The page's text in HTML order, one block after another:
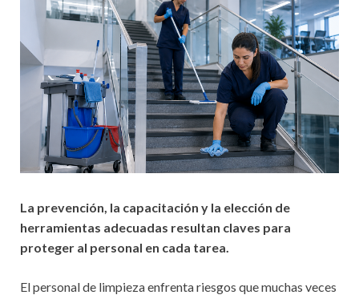
La prevención, la capacitación y la elección de
herramientas adecuadas resultan claves para
proteger al personal en cada tarea.
El personal de limpieza enfrenta riesgos que muchas veces